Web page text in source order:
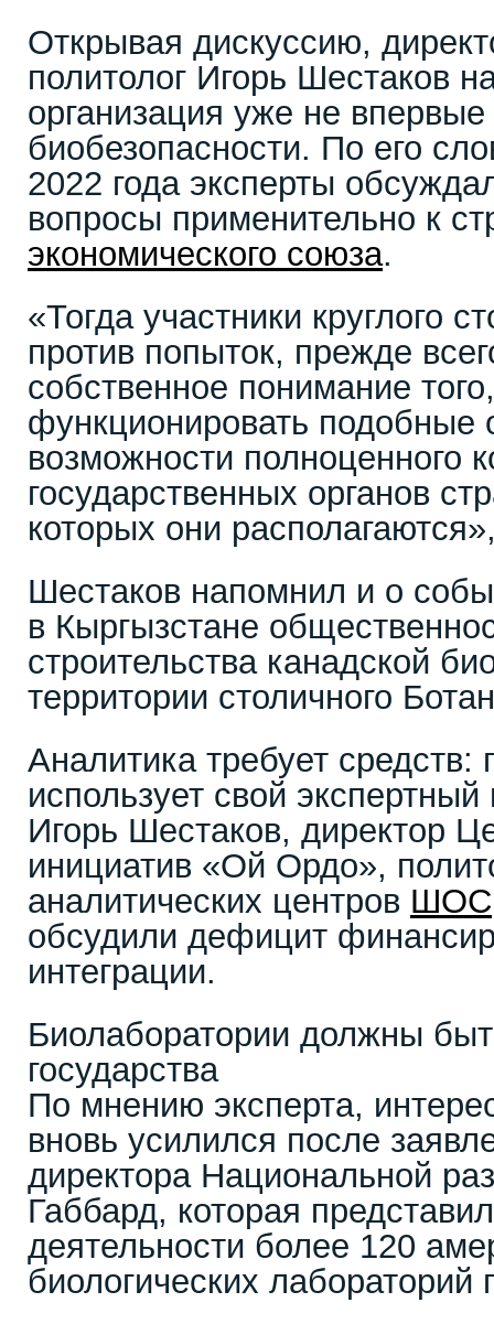
Открывая дискуссию,
политолог Игорь Шестаков
организация уже не
биобезопасности. По его
2022 года эксперты
вопросы применительно к
экономического союза.
«Тогда участники круглого
против попыток, прежде
собственное понимание
функционировать подобные
возможности полноценного
государственных органов
которых они
Шестаков напомнил и о
в Кыргызстане
строительства канадской
территории столичного
Аналитика требует
использует свой
Игорь Шестаков, директор
инициатив «Ой Ордо»,
аналитических центров ШОС
обсудили дефицит
интеграции.
Биолаборатории должны
государства
По мнению эксперта,
вновь усилился после
директора Национальной
Габбард, которая
деятельности более 120
биологических лабораторий